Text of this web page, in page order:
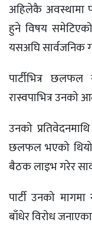
अहिलेकै अवस्थामा
हुने विषय
यसअघि सार्वजनिक
पार्टीभित्र
रास्वपाभित्र उनको
उनको
छलफल भएको
बैठक लाइभ गरेर
पार्टी उनको
बाँधेर विरोध